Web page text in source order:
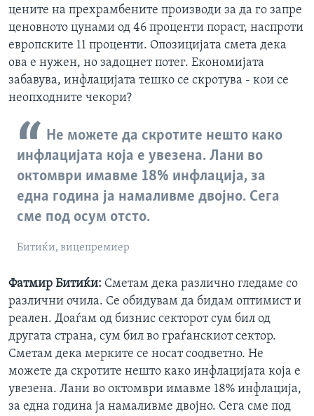
цените на прехрамбените производи за да го запре
ценовното цунами од 46 проценти пораст, наспроти
европските 11 проценти. Опозицијата смета дека
ова е нужен, но задоцнет потег. Економијата
забавува, инфлацијата тешко се скротува - кои се
неопходните чекори?
Не можете да скротите нешто како
инфлацијата која е увезена. Лани во
октомври имавме 18% инфлација, за
една година ја намаливме двојно. Сега
сме под осум отсто.
Битиќи, вицепремиер
Фатмир Битиќи: Сметам дека различно гледаме со
различни очила. Се обидувам да бидам оптимист и
реален. Доаѓам од бизнис секторот сум бил од
другата страна, сум бил во граѓанскиот сектор.
Сметам дека мерките се носат соодветно. Не
можете да скротите нешто како инфлацијата која е
увезена. Лани во октомври имавме 18% инфлација,
за една година ја намаливме двојно. Сега сме под